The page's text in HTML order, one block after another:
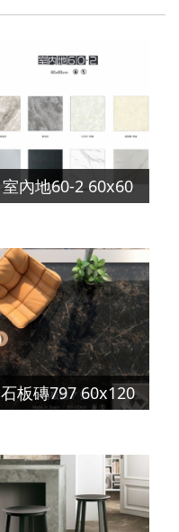
室內地60-2 60x60
石板磚797 60x120